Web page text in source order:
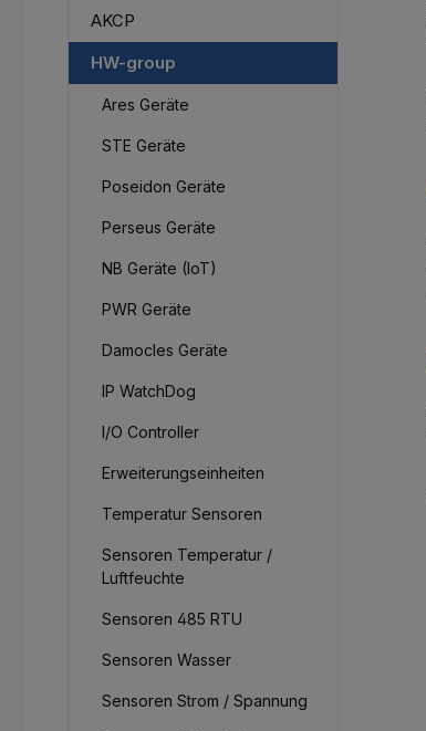
AKCP
HW-group
Ares Geräte
STE Geräte
Poseidon Geräte
Perseus Geräte
NB Geräte (IoT)
PWR Geräte
Damocles Geräte
IP WatchDog
I/O Controller
Erweiterungseinheiten
Temperatur Sensoren
Sensoren Temperatur /
Luftfeuchte
Sensoren 485 RTU
Sensoren Wasser
Sensoren Strom / Spannung